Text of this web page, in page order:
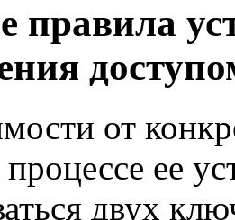
правила
от
ее
двух